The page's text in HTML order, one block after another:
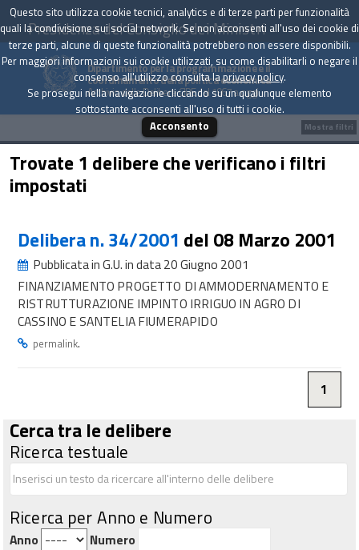
Presidenza del Consiglio dei Ministri
Dipartimento per la programmazione e il
coordinamento della politica economica
Archivio delle Delibere CIPE dal 1967 a oggi
Trovate 1 delibere che verificano i filtri
impostati
Delibera n. 34/2001 del 08 Marzo 2001
Pubblicata in G.U. in data 20 Giugno 2001
FINANZIAMENTO PROGETTO DI AMMODERNAMENTO E
RISTRUTTURAZIONE IMPINTO IRRIGUO IN AGRO DI
CASSINO E SANTELIA FIUMERAPIDO
permalink.
1
Cerca tra le delibere
Ricerca testuale
Ricerca per Anno e Numero
Anno Numero
Mostra filtri
Questo sito utilizza cookie tecnici, analytics e di terze parti per funzionalità
quali la condivisione sui social network. Se non acconsenti all'uso dei cookie di
terze parti, alcune di queste funzionalità potrebbero non essere disponibili.
Per maggiori informazioni sui cookie utilizzati, su come disabilitarli o negare il
consenso all'utilizzo consulta laprivacy policy.
Se prosegui nella navigazione cliccando su un qualunque elemento
sottostante acconsenti all'uso di tutti i cookie.
Acconsento